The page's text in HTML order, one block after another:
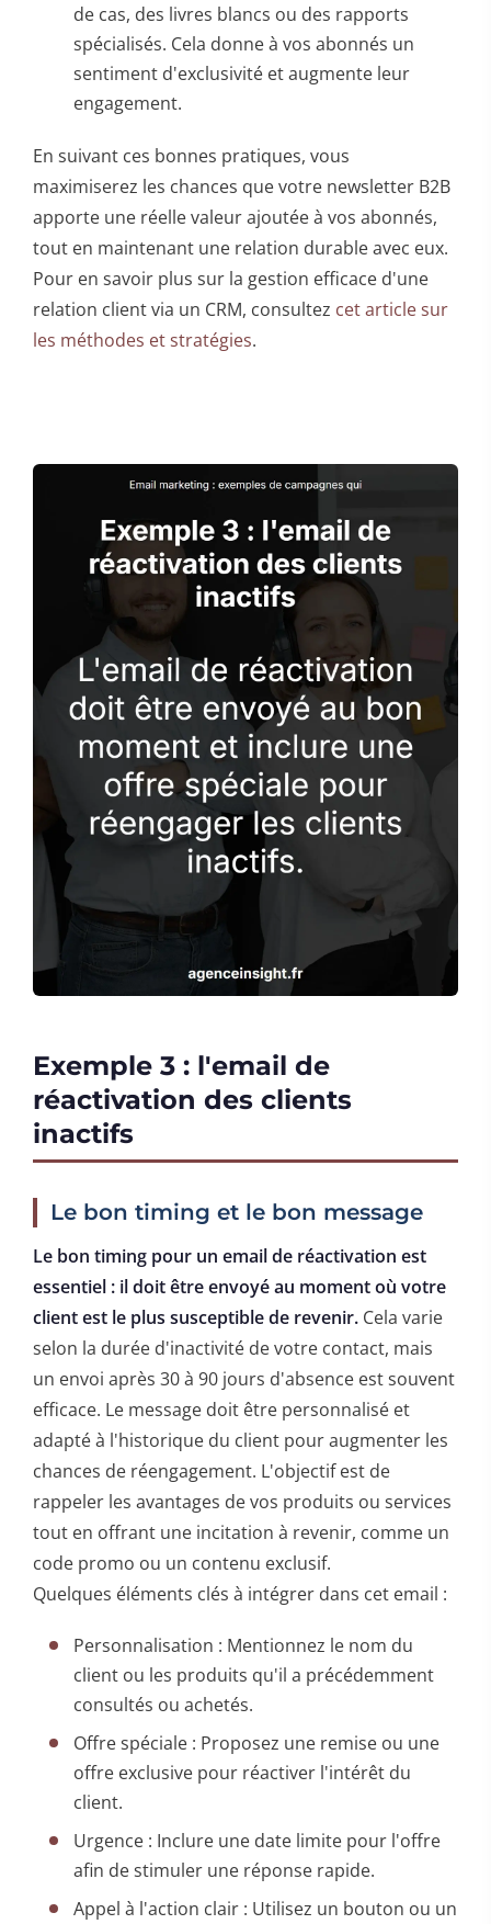
de cas, des livres blancs ou des rapports
spécialisés. Cela donne à vos abonnés un
sentiment d'exclusivité et augmente leur
engagement.
En suivant ces bonnes pratiques, vous
maximiserez les chances que votre newsletter B2B
apporte une réelle valeur ajoutée à vos abonnés,
tout en maintenant une relation durable avec eux.
Pour en savoir plus sur la gestion efficace d'une
relation client via un CRM, consultez cet article sur
les méthodes et stratégies.
Exemple 3 : l'email de
réactivation des clients
inactifs
Le bon timing et le bon message
Le bon timing pour un email de réactivation est
essentiel : il doit être envoyé au moment où votre
client est le plus susceptible de revenir. Cela varie
selon la durée d'inactivité de votre contact, mais
un envoi après 30 à 90 jours d'absence est souvent
efficace. Le message doit être personnalisé et
adapté à l'historique du client pour augmenter les
chances de réengagement. L'objectif est de
rappeler les avantages de vos produits ou services
tout en offrant une incitation à revenir, comme un
code promo ou un contenu exclusif.
Quelques éléments clés à intégrer dans cet email :
Personnalisation : Mentionnez le nom du
client ou les produits qu'il a précédemment
consultés ou achetés.
Offre spéciale : Proposez une remise ou une
offre exclusive pour réactiver l'intérêt du
client.
Urgence : Inclure une date limite pour l'offre
afin de stimuler une réponse rapide.
Appel à l'action clair : Utilisez un bouton ou un